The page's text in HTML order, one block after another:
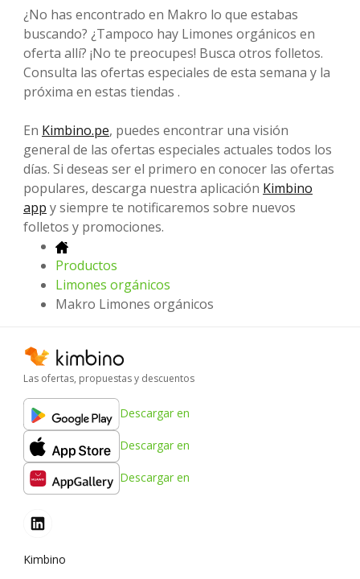
¿No has encontrado en Makro lo que estabas
buscando? ¿Tampoco hay Limones orgánicos en
oferta allí? ¡No te preocupes! Busca otros folletos.
Consulta las ofertas especiales de esta semana y la
próxima en estas tiendas .
En Kimbino.pe, puedes encontrar una visión
general de las ofertas especiales actuales todos los
días. Si deseas ser el primero en conocer las ofertas
populares, descarga nuestra aplicación Kimbino
app y siempre te notificaremos sobre nuevos
folletos y promociones.
Productos
Limones orgánicos
Makro Limones orgánicos
Las ofertas, propuestas y descuentos
Descargar en
Descargar en
Descargar en
Kimbino